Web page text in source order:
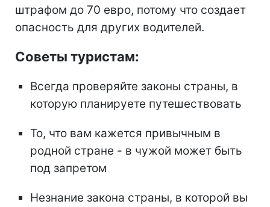
штрафом до 70 евро, потому что создает
опасность для других водителей.
Советы туристам:
Всегда проверяйте законы страны, в
которую планируете путешествовать
То, что вам кажется привычным в
родной стране - в чужой может быть
под запретом
Незнание закона страны, в которой вы